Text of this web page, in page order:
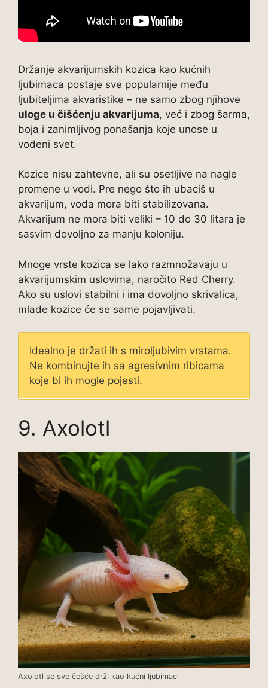
Držanje akvarijumskih kozica kao kućnih
ljubimaca postaje sve popularnije među
ljubiteljima akvaristike – ne samo zbog njihove
uloge u čišćenju akvarijuma, već i zbog šarma,
boja i zanimljivog ponašanja koje unose u
vodeni svet.
Kozice nisu zahtevne, ali su osetljive na nagle
promene u vodi. Pre nego što ih ubaciš u
akvarijum, voda mora biti stabilizovana.
Akvarijum ne mora biti veliki – 10 do 30 litara je
sasvim dovoljno za manju koloniju.
Mnoge vrste kozica se lako razmnožavaju u
akvarijumskim uslovima, naročito Red Cherry.
Ako su uslovi stabilni i ima dovoljno skrivalica,
mlade kozice će se same pojavljivati.
Idealno je držati ih s miroljubivim vrstama.
Ne kombinujte ih sa agresivnim ribicama
koje bi ih mogle pojesti.
9. Axolotl
Axolotl se sve češće drži kao kućni ljubimac